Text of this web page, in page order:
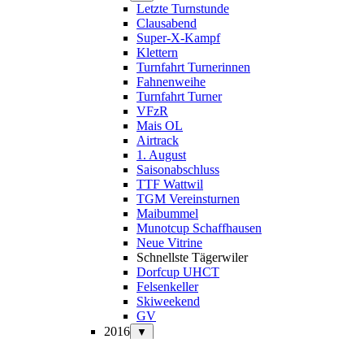
Letzte Turnstunde
Clausabend
Super-X-Kampf
Klettern
Turnfahrt Turnerinnen
Fahnenweihe
Turnfahrt Turner
VFzR
Mais OL
Airtrack
1. August
Saisonabschluss
TTF Wattwil
TGM Vereinsturnen
Maibummel
Munotcup Schaffhausen
Neue Vitrine
Schnellste Tägerwiler
Dorfcup UHCT
Felsenkeller
Skiweekend
GV
2016
▼